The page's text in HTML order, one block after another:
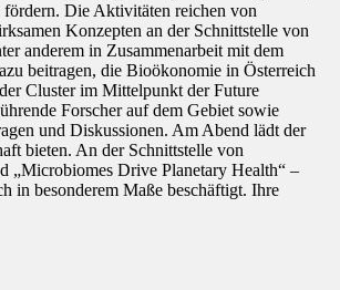
Die Aktivitäten reichen von
Konzepten an der Schnittstelle von
anderem in Zusammenarbeit mit dem
beitragen, die Bioökonomie in Österreich
Cluster im Mittelpunkt der Future
Forscher auf dem Gebiet sowie
und Diskussionen. Am Abend lädt der
bieten. An der Schnittstelle von
„Microbiomes Drive Planetary Health“ –
in besonderem Maße beschäftigt. Ihre